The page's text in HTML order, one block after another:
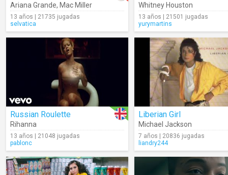
Ariana Grande, Mac Miller
13 años | 21735 jugadas
selvatica
Whitney Houston
13 años | 21501 jugadas
yurymartins
Russian Roulette
Rihanna
13 años | 21048 jugadas
pablonc
Liberian Girl
Michael Jackson
7 años | 20836 jugadas
liandry244